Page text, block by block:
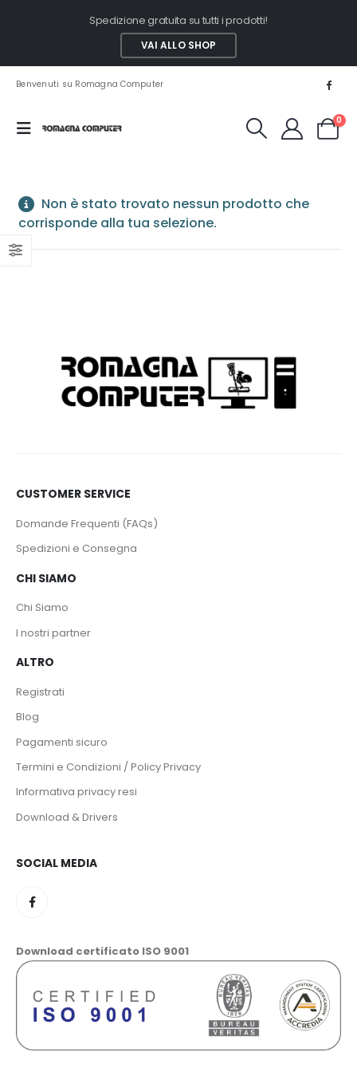
Spedizione gratuita su tutti i prodotti!
VAI ALLO SHOP
Benvenuti su Romagna Computer
0
Non è stato trovato nessun prodotto che
corrisponde alla tua selezione.
CUSTOMER SERVICE
Domande Frequenti (FAQs)
Spedizioni e Consegna
CHI SIAMO
Chi Siamo
I nostri partner
ALTRO
Registrati
Blog
Pagamenti sicuro
Termini e Condizioni / Policy Privacy
Informativa privacy resi
Download & Drivers
SOCIAL MEDIA
Download certificato ISO 9001